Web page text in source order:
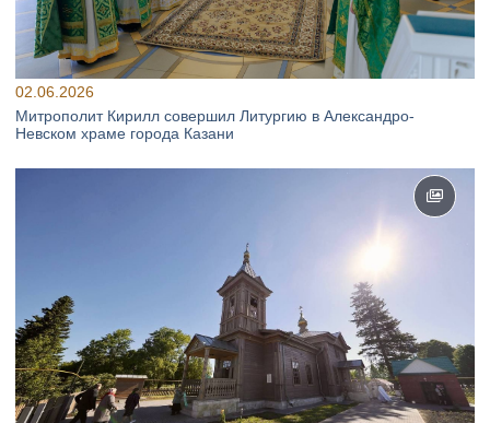
02.06.2026
Митрополит Кирилл совершил Литургию в Александро-
Невском храме города Казани